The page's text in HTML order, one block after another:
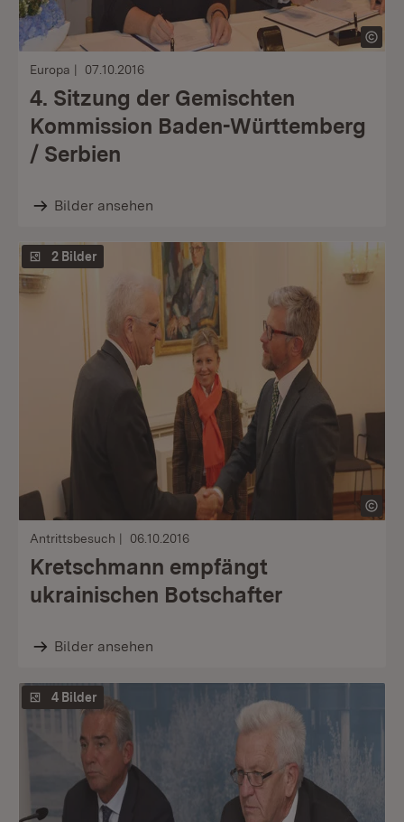
Europa 07.10.2016
4. Sitzung der Gemischten
Kommission Baden-Württemberg
/ Serbien
Bilder ansehen
2 Bilder
Antrittsbesuch 06.10.2016
Kretschmann empfängt
ukrainischen Botschafter
Bilder ansehen
4 Bilder